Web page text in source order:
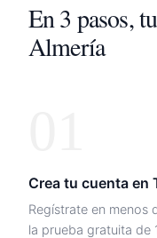
En 3 pasos,
Almería
Crea tu cuenta en
Regístrate en menos
la prueba gratuita de